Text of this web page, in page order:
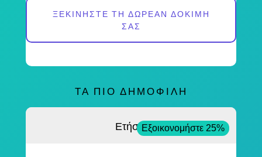
ΞΕΚΙΝΉΣΤΕ ΤΗ ΔΩΡΕΆΝ ΔΟΚΙΜΉ
ΣΑΣ
ΤΑ ΠΙΟ ΔΗΜΟΦΙΛΉ
ΕτήσιαΕξοικονομήστε 25%